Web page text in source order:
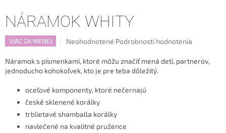
NÁRAMOK WHITY
VIAC ZA MENEJ
Priemerné
produktu
je
z
hviezdičiek.
Neohodnotené Podrobnosti hodnotenia
Náramok s písmenkami, ktoré môžu značiť mená detí, partnerov,
jednoducho kohokoľvek, kto je pre teba dôležitý.
oceľové komponenty, ktoré nečernajú
české sklenené korálky
trblietavé shamballa korálky
navlečené na kvalitné pružence